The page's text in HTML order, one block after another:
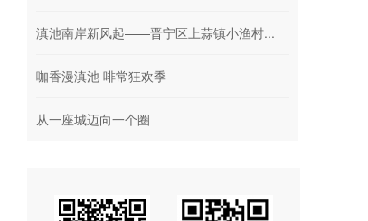
滇池南岸新风起——晋宁区上蒜镇小渔村...
咖香漫滇池 啡常狂欢季
从一座城迈向一个圈